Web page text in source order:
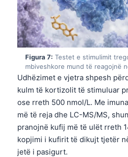
Figura 7: Testet e stimulimit
mbiveshkore mund të reagojnë
Udhëzimet e vjetra shpesh
kulm të kortizolit të stimuluar
ose rreth 500 nmol/L. Me
më të reja dhe LC-MS/MS,
pranojnë kufij më të ulët rreth
kopjimi i kufirit të dikujt tjetër
jetë i pasigurt.
Nederlands
हिन्दी
Bahasa Indonesia
Հայերեն
Íslenska
Српски језик
Svenska
Bosanski
Azərbaycan dili